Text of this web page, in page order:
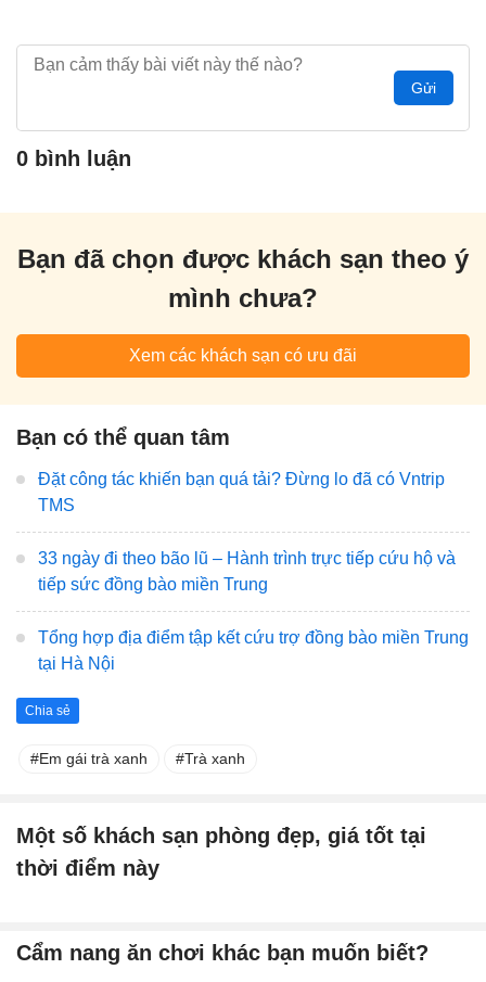
Gửi
0 bình luận
Bạn đã chọn được khách sạn theo ý
mình chưa?
Xem các khách sạn có ưu đãi
Bạn có thể quan tâm
Đặt công tác khiến bạn quá tải? Đừng lo đã có Vntrip
TMS
33 ngày đi theo bão lũ – Hành trình trực tiếp cứu hộ và
tiếp sức đồng bào miền Trung
Tổng hợp địa điểm tập kết cứu trợ đồng bào miền Trung
tại Hà Nội
Chia sẻ
Em gái trà xanh Trà xanh
Một số khách sạn phòng đẹp, giá tốt tại
thời điểm này
Cẩm nang ăn chơi khác bạn muốn biết?